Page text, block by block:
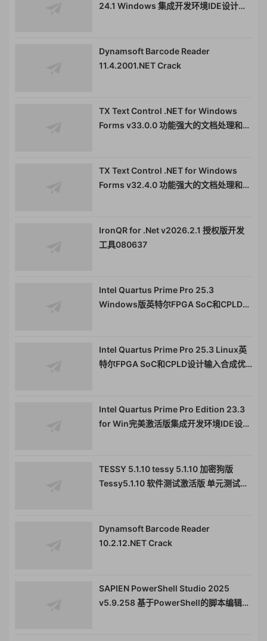
24.1 Windows 集成开发环境IDE设计工
Dynamsoft Barcode Reader
11.4.2001.NET Crack
TX Text Control .NET for Windows
Forms v33.0.0 功能强大的文档处理和编
TX Text Control .NET for Windows
Forms v32.4.0 功能强大的文档处理和编
IronQR for .Net v2026.2.1 授权版开发
工具080637
Intel Quartus Prime Pro 25.3
Windows版英特尔FPGA SoC和CPLD设
Intel Quartus Prime Pro 25.3 Linux英
特尔FPGA SoC和CPLD设计输入合成优
Intel Quartus Prime Pro Edition 23.3
for Win完美激活版集成开发环境IDE设计
TESSY 5.1.10 tessy 5.1.10 加密狗版
Tessy5.1.10 软件测试激活版 单元测试集
Dynamsoft Barcode Reader
10.2.12.NET Crack
SAPIEN PowerShell Studio 2025
v5.9.258 基于PowerShell的脚本编辑器